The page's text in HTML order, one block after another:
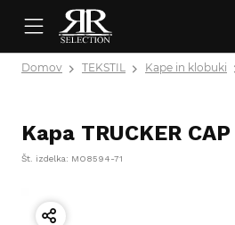
Domov TEKSTIL Kape in klobuki
Kapa TRUCKER CAP
Št. izdelka: MO8594-71